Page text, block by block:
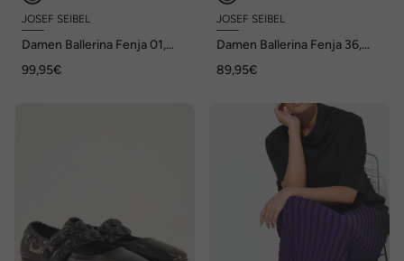
JOSEF SEIBEL
Damen Ballerina Fenja 01,
99,95€
JOSEF SEIBEL
Damen Ballerina Fenja 36,
89,95€